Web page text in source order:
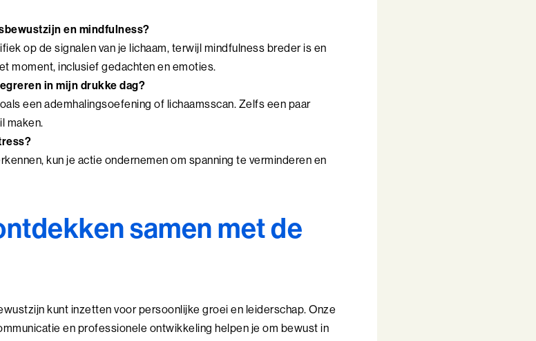
en mindfulness?
op de signalen van je lichaam, terwijl mindfulness breder is en
moment, inclusief gedachten en emoties.
in mijn drukke dag?
een ademhalingsoefening of lichaamsscan. Zelfs een paar
maken.
kun je actie ondernemen om spanning te verminderen en
samen met de
kunt inzetten voor persoonlijke groei en leiderschap. Onze
en professionele ontwikkeling helpen je om bewust in